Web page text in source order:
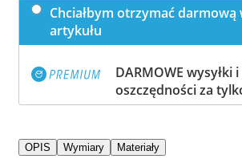
Chciałbym otrzymać darmową
artykułu
DARMOWE wysyłki
oszczędności za
OPIS Wymiary Materiały